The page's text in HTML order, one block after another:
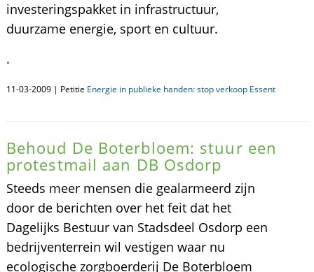
investeringspakket in infrastructuur,
duurzame energie, sport en cultuur.
.
11-03-2009 | Petitie Energie in publieke handen: stop verkoop Essent
Behoud De Boterbloem: stuur een
protestmail aan DB Osdorp
Steeds meer mensen die gealarmeerd zijn
door de berichten over het feit dat het
Dagelijks Bestuur van Stadsdeel Osdorp een
bedrijventerrein wil vestigen waar nu
ecologische zorgboerderij De Boterbloem